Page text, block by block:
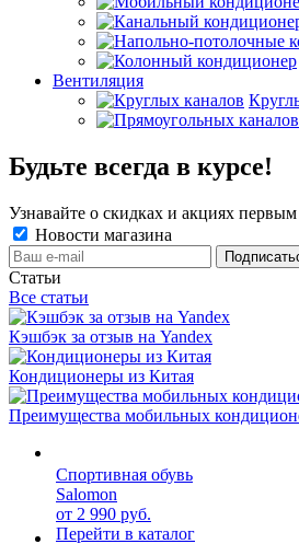
Вентиляция
Будьте всегда в курсе!
Узнавайте о скидках и акциях первым
Новости магазина
Статьи
Все статьи
Кэшбэк за отзыв на Yandex
Кондиционеры из Китая
Преимущества мобильных
Спортивная обувь
Salomon
от 2 990 руб.
Перейти в каталог